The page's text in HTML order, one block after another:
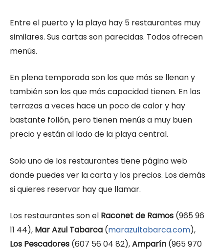
Entre el puerto y la playa hay 5 restaurantes muy
similares. Sus cartas son parecidas. Todos ofrecen
menús.
En plena temporada son los que más se llenan y
también son los que más capacidad tienen. En las
terrazas a veces hace un poco de calor y hay
bastante follón, pero tienen menús a muy buen
precio y están al lado de la playa central.
Solo uno de los restaurantes tiene página web
donde puedes ver la carta y los precios. Los demás
si quieres reservar hay que llamar.
Los restaurantes son el Raconet de Ramos (965 96
11 44), Mar Azul Tabarca (marazultabarca.com),
Los Pescadores (607 56 04 82),Amparín (965 970